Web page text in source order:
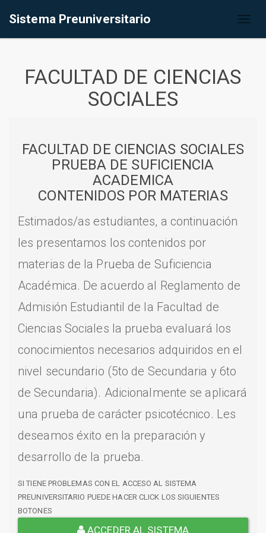
Sistema Preuniversitario
FACULTAD DE CIENCIAS
SOCIALES
FACULTAD DE CIENCIAS SOCIALES
PRUEBA DE SUFICIENCIA
ACADEMICA
CONTENIDOS POR MATERIAS
Estimados/as estudiantes, a continuación
les presentamos los contenidos por
materias de la Prueba de Suficiencia
Académica. De acuerdo al Reglamento de
Admisión Estudiantil de la Facultad de
Ciencias Sociales la prueba evaluará los
conocimientos necesarios adquiridos en el
nivel secundario (5to de Secundaria y 6to
de Secundaria). Adicionalmente se aplicará
una prueba de carácter psicotécnico. Les
deseamos éxito en la preparación y
desarrollo de la prueba.
SI TIENE PROBLEMAS CON EL ACCESO AL SISTEMA
PREUNIVERSITARIO PUEDE HACER CLICK LOS SIGUIENTES
BOTONES
ACCEDER AL SISTEMA